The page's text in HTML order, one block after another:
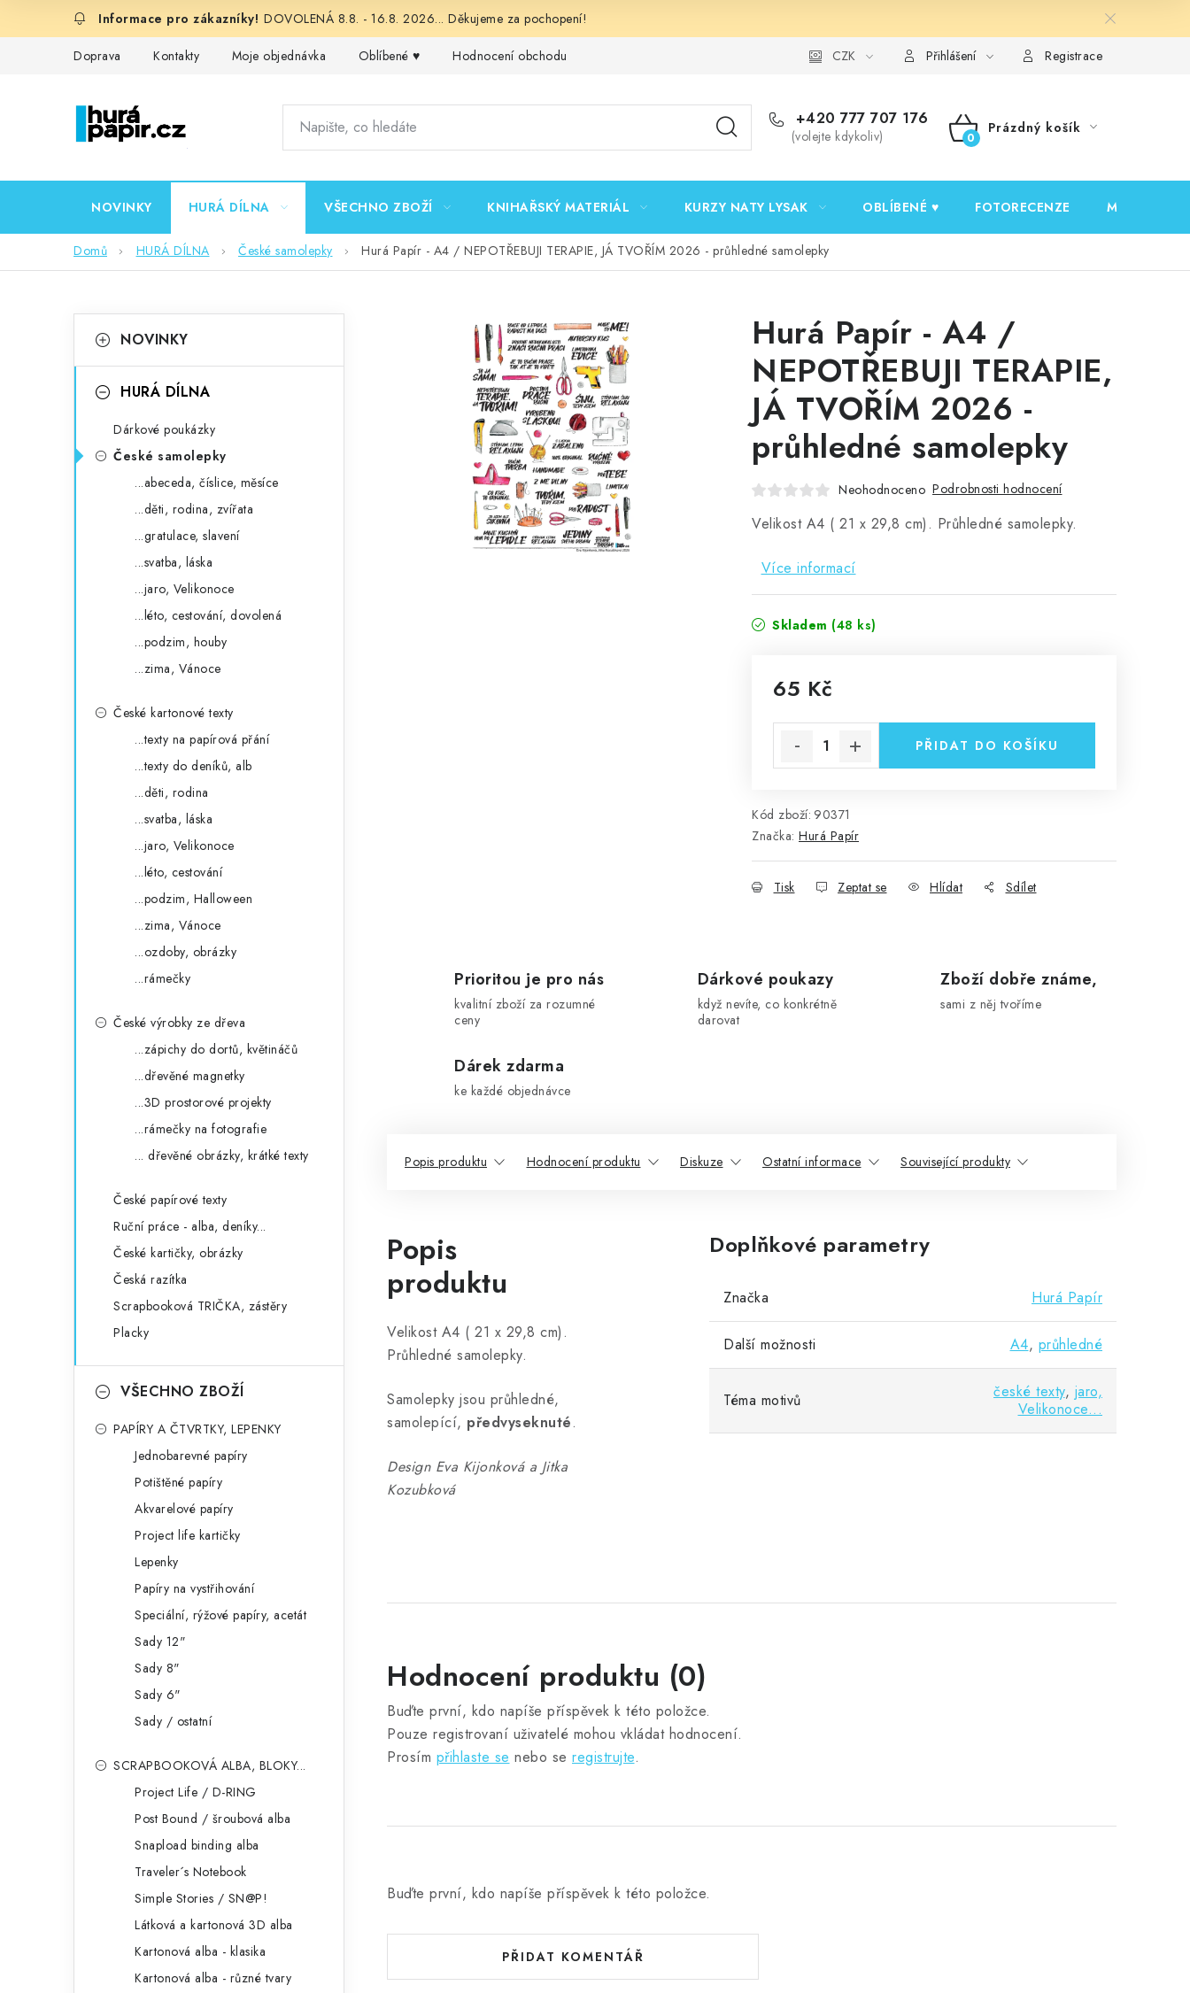
DOVOLENÁ 8.8. - 16.8. 2026... Děkujeme za pochopení!
Doprava Kontakty Moje objednávka Oblíbené ♥️ Hodnocení obchodu Podmínky ochrany osobních údajů Ověřování recenzí
CZK Přihlášení Registrace
+420 777 707 176
(volejte kdykoliv)
NÁKUPNÍ
Prázdný košík
NOVINKY HURÁ DÍLNA VŠECHNO ZBOŽÍ KNIHAŘSKÝ MATERIÁL KURZY NATY LYSAK OBLÍBENÉ ♥️ FOTORECENZE MOJE
Domů HURÁ DÍLNA České samolepky Hurá Papír - A4 / NEPOTŘEBUJI TERAPIE, JÁ TVOŘÍM 2026 - průhledné samolepky
o
r
kategorie
a
g
o
NOVINKY
HURÁ DÍLNA
Dárkové poukázky
České samolepky
...abeceda, číslice, měsíce
...děti, rodina, zvířata
...gratulace, slavení
...svatba, láska
...jaro, Velikonoce
...léto, cestování, dovolená
...podzim, houby
...zima, Vánoce
České kartonové texty
...texty na papírová přání
...texty do deníků, alb
...děti, rodina
...svatba, láska
...jaro, Velikonoce
...léto, cestování
...podzim, Halloween
...zima, Vánoce
...ozdoby, obrázky
...rámečky
České výrobky ze dřeva
...zápichy do dortů, květináčů
...dřevěné magnetky
...3D prostorové projekty
...rámečky na fotografie
... dřevěné obrázky, krátké texty
České papírové texty
Ruční práce - alba, deníky...
České kartičky, obrázky
Česká razítka
Scrapbooková TRIČKA, zástěry
Placky
VŠECHNO ZBOŽÍ
PAPÍRY A ČTVRTKY, LEPENKY
Jednobarevné papíry
Potištěné papíry
Akvarelové papíry
Project life kartičky
Lepenky
Papíry na vystřihování
Speciální, rýžové papíry, acetát
Sady 12"
Sady 8"
Sady 6"
Sady / ostatní
SCRAPBOOKOVÁ ALBA, BLOKY...
Project Life / D-RING
Post Bound / šroubová alba
Snapload binding alba
Traveler´s Notebook
Simple Stories / SN@P!
Látková a kartonová 3D alba
Kartonová alba - klasika
Kartonová alba - různé tvary
Hurá Papír - A4 /
NEPOTŘEBUJI TERAPIE,
JÁ TVOŘÍM 2026 -
průhledné samolepky
Neohodnoceno Podrobnosti hodnocení
Velikost A4 ( 21 x 29,8 cm). Průhledné samolepky.
Více informací
Skladem (48 ks)
65 Kč
PŘIDAT DO KOŠÍKU
Kód zboží: 90371
Značka: Hurá Papír
Tisk Zeptat se Hlídat Sdílet
Prioritou je pro nás
kvalitní zboží za rozumné
ceny
Dárkové poukazy
když nevíte, co konkrétně
darovat
Zboží dobře známe,
sami z něj tvoříme
Dárek zdarma
ke každé objednávce
Popis produktu Hodnocení produktu Diskuze Ostatní informace Související produkty
Popis
produktu
Velikost A4 ( 21 x 29,8 cm).
Průhledné samolepky.
Samolepky jsou průhledné,
samolepící, předvyseknuté.
Design Eva Kijonková a Jitka
Kozubková
Doplňkové parametry
Značka Hurá Papír
Další možnosti A4, průhledné
Téma motivů české texty, jaro,
Velikonoce...
Hodnocení produktu (0)
Buďte první, kdo napíše příspěvek k této položce.
Pouze registrovaní uživatelé mohou vkládat hodnocení.
Prosím přihlaste se nebo se registrujte.
Buďte první, kdo napíše příspěvek k této položce.
PŘIDAT KOMENTÁŘ